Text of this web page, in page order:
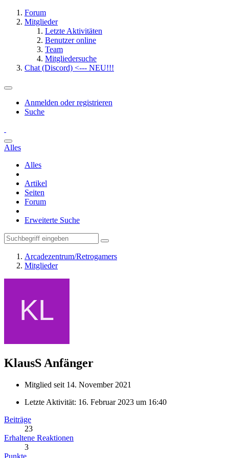
Forum
Mitglieder
Letzte Aktivitäten
Benutzer online
Team
Mitgliedersuche
Chat (Discord) <--- NEU!!!
Anmelden oder registrieren
Suche
Alles
Alles
Artikel
Seiten
Forum
Erweiterte Suche
Arcadezentrum/Retrogamers
Mitglieder
KlausS Anfänger
Mitglied seit 14. November 2021
Letzte Aktivität: 16. Februar 2023 um 16:40
Beiträge
23
Erhaltene Reaktionen
3
Punkte